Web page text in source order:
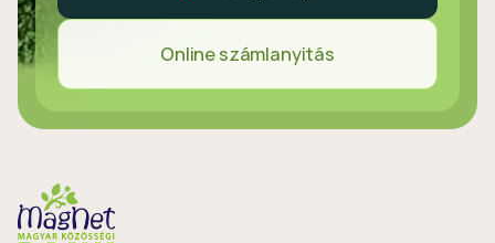
Online számlanyitás